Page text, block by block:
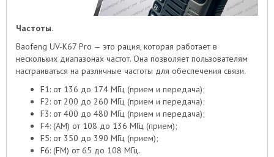
Частоты.
Baofeng UV-K67 Pro — это рация, которая работает в
нескольких диапазонах частот. Она позволяет пользователям
настраиваться на различные частоты для обеспечения связи.
F1: от 136 до 174 МГц (прием и передача);
F2: от 200 до 260 МГц (прием и передача);
F3: от 400 до 480 МГц (прием и передача);
F4: (AM) от 108 до 136 МГц (прием);
F5: от 350 до 390 МГц (прием);
F6: (FM) от 65 до 108 МГц.